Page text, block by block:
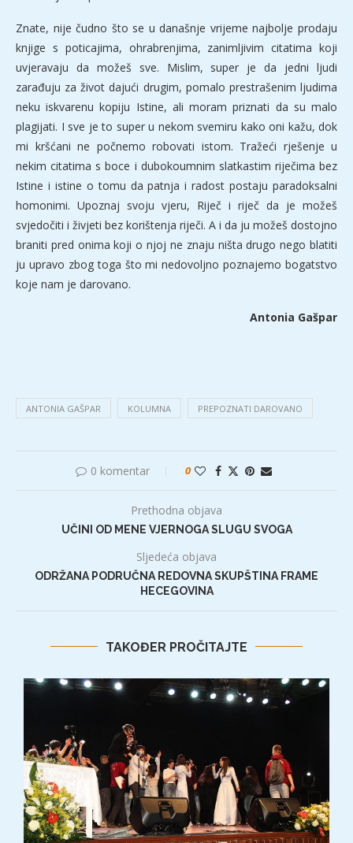
Znate, nije čudno što se u današnje vrijeme najbolje prodaju
knjige s poticajima, ohrabrenjima, zanimljivim citatima koji
uvjeravaju da možeš sve. Mislim, super je da jedni ljudi
zarađuju za život dajući drugim, pomalo prestrašenim ljudima
neku iskvarenu kopiju Istine, ali moram priznati da su malo
plagijati. I sve je to super u nekom svemiru kako oni kažu, dok
mi kršćani ne počnemo robovati istom. Tražeći rješenje u
nekim citatima s boce i dubokoumnim slatkastim riječima bez
Istine i istine o tomu da patnja i radost postaju paradoksalni
homonimi. Upoznaj svoju vjeru, Riječ i riječ da je možeš
svjedočiti i živjeti bez korištenja riječi. A i da ju možeš dostojno
braniti pred onima koji o njoj ne znaju ništa drugo nego blatiti
ju upravo zbog toga što mi nedovoljno poznajemo bogatstvo
koje nam je darovano.
Antonia Gašpar
ANTONIA GAŠPAR KOLUMNA PREPOZNATI DAROVANO
0 komentar 0
Prethodna objava
UČINI OD MENE VJERNOGA SLUGU SVOGA
Sljedeća objava
ODRŽANA PODRUČNA REDOVNA SKUPŠTINA FRAME
HECEGOVINA
TAKOĐER PROČITAJTE